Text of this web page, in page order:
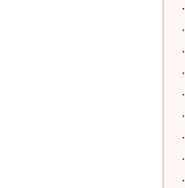
·
·
·
·
·
·
·
·
·